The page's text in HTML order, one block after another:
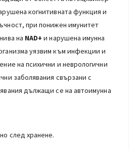
когнитивната функция и
при понижен имунитет
на NAD+ и нарушена имунна
уязвим към инфекции и
на психични и неврологични
заболявания свързани с
дължащи се на автоимунна
след хранене.